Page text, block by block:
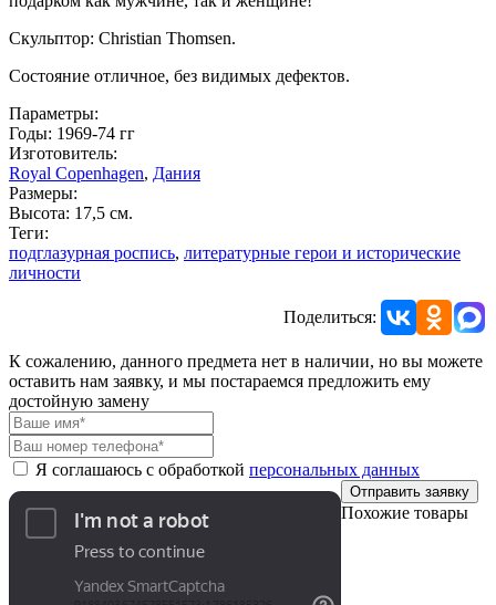
Скульптор: Christian Thomsen.
Состояние отличное, без видимых дефектов.
Параметры:
Годы: 1969-74 гг
Изготовитель:
Royal Copenhagen, Дания
Размеры:
Высота: 17,5 см.
Теги:
подглазурная роспись, литературные герои и исторические
личности
Поделиться:
К сожалению, данного предмета нет в наличии, но вы можете
оставить нам заявку, и мы постараемся предложить ему
достойную замену
Я соглашаюсь с обработкой персональных данных
Отправить заявку
Похожие товары